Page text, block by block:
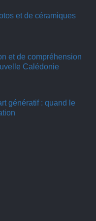
et de céramiques
et de compréhension
Calédonie
génératif : quand le